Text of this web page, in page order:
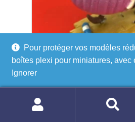
Pour protéger vos modèles
boîtes plexi pour miniatures, avec
Ignorer
Lucky Luke – Averell portant le
5477)
Recherche
Recherche